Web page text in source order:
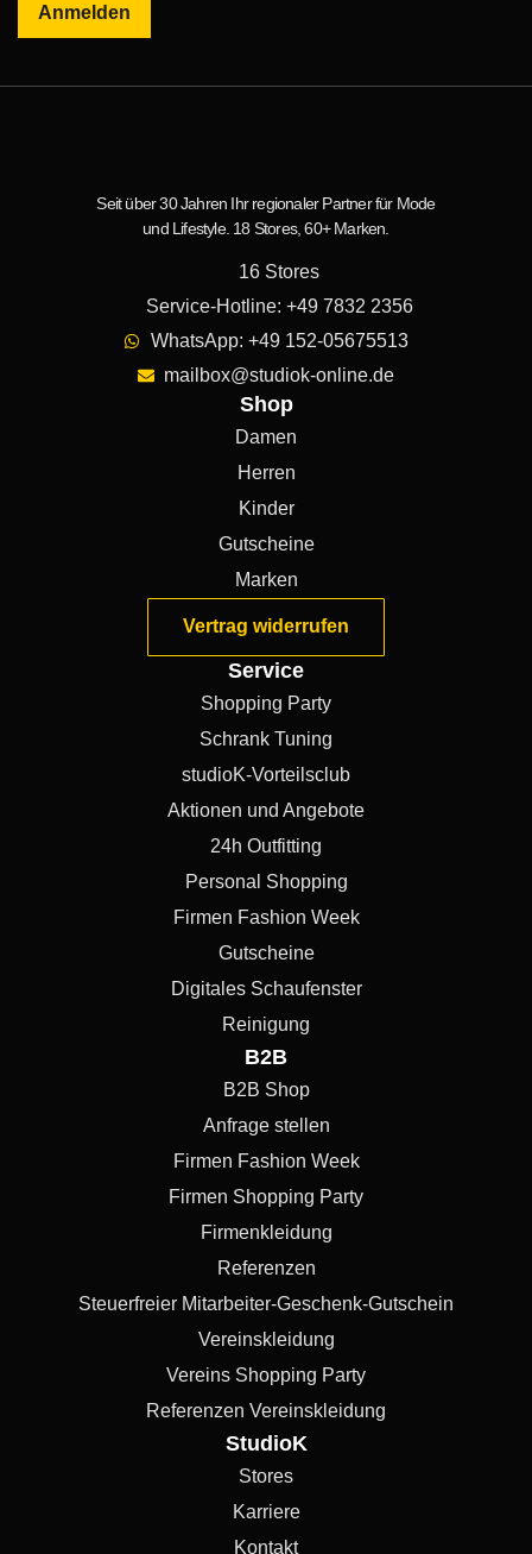
Anmelden
Seit über 30 Jahren Ihr regionaler Partner für Mode
und Lifestyle. 18 Stores, 60+ Marken.
16 Stores
Service-Hotline: +49 7832 2356
WhatsApp: +49 152-05675513
mailbox@studiok-online.de
Shop
Damen
Herren
Kinder
Gutscheine
Marken
Vertrag widerrufen
Service
Shopping Party
Schrank Tuning
studioK-Vorteilsclub
Aktionen und Angebote
24h Outfitting
Personal Shopping
Firmen Fashion Week
Gutscheine
Digitales Schaufenster
Reinigung
B2B
B2B Shop
Anfrage stellen
Firmen Fashion Week
Firmen Shopping Party
Firmenkleidung
Referenzen
Steuerfreier Mitarbeiter-Geschenk-Gutschein
Vereinskleidung
Vereins Shopping Party
Referenzen Vereinskleidung
StudioK
Stores
Karriere
Kontakt